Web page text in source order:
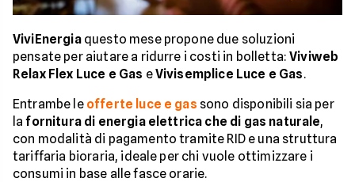
ViviEnergiaquesto mese propone due soluzioni
pensate per aiutare a ridurre i costi in bolletta:Viviweb
Relax Flex Luce e Gas eVivisemplice Luce e Gas.
Entrambe le offerte luce e gas sono disponibili sia per
lafornitura di energia elettrica che di gas naturale,
con modalità di pagamento tramite RID e una struttura
tariffaria bioraria, ideale per chi vuole ottimizzare i
consumi in base alle fasce orarie.